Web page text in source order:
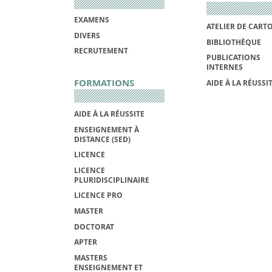
EXAMENS
DIVERS
RECRUTEMENT
FORMATIONS
AIDE À LA RÉUSSITE
ENSEIGNEMENT À
DISTANCE (SED)
LICENCE
LICENCE
PLURIDISCIPLINAIRE
LICENCE PRO
MASTER
DOCTORAT
APTER
MASTERS
ENSEIGNEMENT ET
ATELIER DE
BIBLIOTHÈQUE
PUBLICATIONS
INTERNES
AIDE À LA